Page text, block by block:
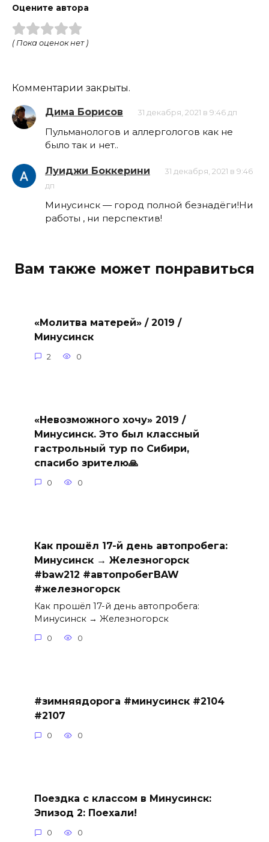
Оцените автора
( Пока оценок нет )
Комментарии закрыты.
Дима Борисов 31 декабря, 2021 в 9:46 дп
Пульманологов и аллергологов как не
было так и нет..
Луиджи Боккерини
31 декабря, 2021 в 9:46
дп
Минусинск — город полной безнадёги!Ни
работы , ни перспектив!
Вам также может понравиться
«Молитва матерей» / 2019 /
Минусинск
2 0
«Невозможного хочу» 2019 /
Минусинск. Это был классный
гастрольный тур по Сибири,
спасибо зрителю🙏
0 0
Как прошёл 17-й день автопробега:
Минусинск → Железногорск
#baw212 #автопробегBAW
#железногорск
Как прошёл 17-й день автопробега:
Минусинск → Железногорск
0 0
#зимняядорога #минусинск #2104
#2107
0 0
Поездка с классом в Минусинск:
Эпизод 2: Поехали!
0 0